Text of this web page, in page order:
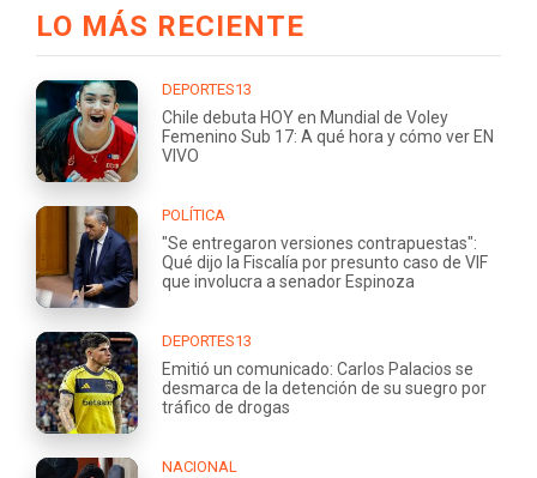
LO MÁS RECIENTE
DEPORTES13
Chile debuta HOY en Mundial de Voley
Femenino Sub 17: A qué hora y cómo ver EN
VIVO
POLÍTICA
"Se entregaron versiones contrapuestas":
Qué dijo la Fiscalía por presunto caso de VIF
que involucra a senador Espinoza
DEPORTES13
Emitió un comunicado: Carlos Palacios se
desmarca de la detención de su suegro por
tráfico de drogas
NACIONAL